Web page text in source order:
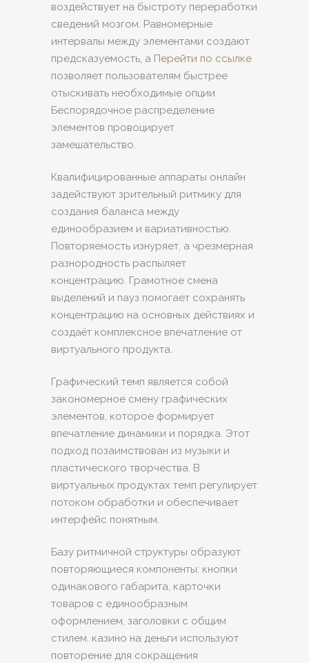
воздействует на быстроту переработки
сведений мозгом. Равномерные
интервалы между элементами создают
предсказуемость, а Перейти по ссылке
позволяет пользователям быстрее
отыскивать необходимые опции.
Беспорядочное распределение
элементов провоцирует
замешательство.
Квалифицированные аппараты онлайн
задействуют зрительный ритмику для
создания баланса между
единообразием и вариативностью.
Повторяемость изнуряет, а чрезмерная
разнородность распыляет
концентрацию. Грамотное смена
выделений и пауз помогает сохранять
концентрацию на основных действиях и
создаёт комплексное впечатление от
виртуального продукта.
Графический темп является собой
закономерное смену графических
элементов, которое формирует
впечатление динамики и порядка. Этот
подход позаимствован из музыки и
пластического творчества. В
виртуальных продуктах темп регулирует
потоком обработки и обеспечивает
интерфейс понятным.
Базу ритмичной структуры образуют
повторяющиеся компоненты: кнопки
одинакового габарита, карточки
товаров с единообразным
оформлением, заголовки с общим
стилем. казино на деньги используют
повторение для сокращения